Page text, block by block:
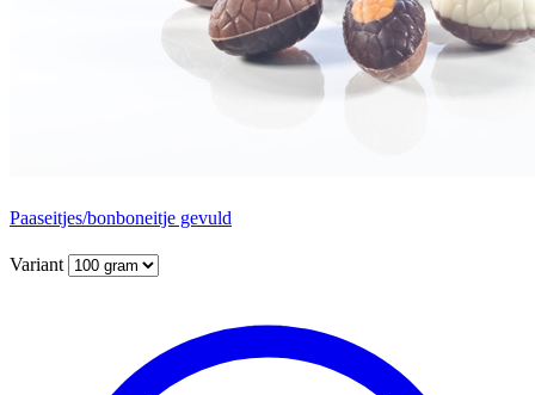
Paaseitjes/bonboneitje gevuld
Variant